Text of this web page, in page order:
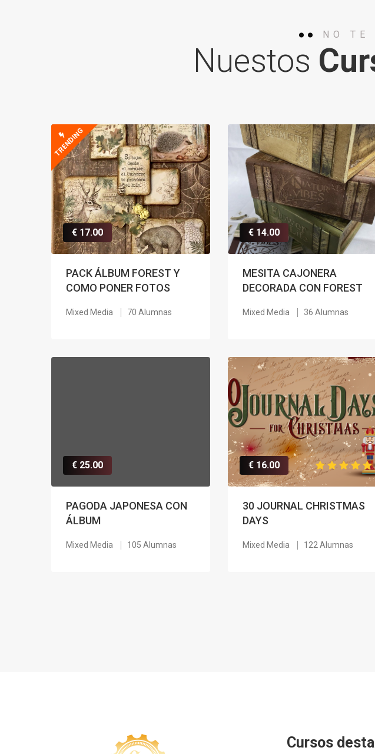
NO TE
Nuestos
TRENDING
€ 17.00
PACK ÁLBUM FOREST Y
COMO PONER FOTOS
Mixed Media 70 Alumnas
€ 14.00
MESITA CAJONERA
DECORADA CON FOREST
Mixed Media 36 Alumnas
€ 25.00
PAGODA JAPONESA CON
ÁLBUM
Mixed Media 105 Alumnas
€ 16.00
30 JOURNAL CHRISTMAS
DAYS
Mixed Media 122 Alumnas
Cursos